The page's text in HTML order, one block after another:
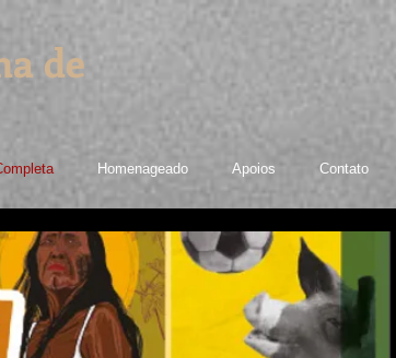
de
Homenageado Apoios Contato